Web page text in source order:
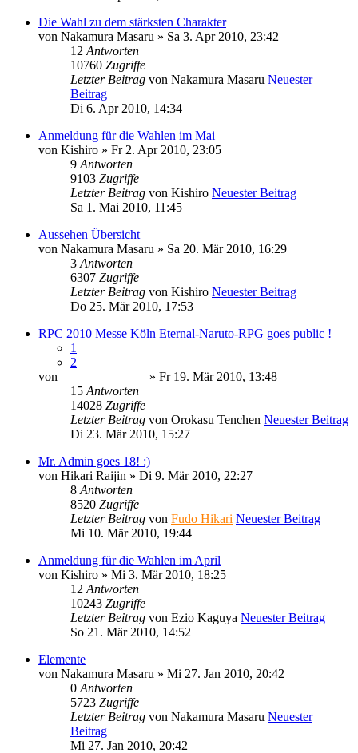
Die Wahl zu dem stärksten Charakter
von Nakamura Masaru » Sa 3. Apr 2010, 23:42
12 Antworten
10760 Zugriffe
Letzter Beitrag von Nakamura Masaru Neuester
Beitrag
Di 6. Apr 2010, 14:34
Anmeldung für die Wahlen im Mai
von Kishiro » Fr 2. Apr 2010, 23:05
9 Antworten
9103 Zugriffe
Letzter Beitrag von Kishiro Neuester Beitrag
Sa 1. Mai 2010, 11:45
Aussehen Übersicht
von Nakamura Masaru » Sa 20. Mär 2010, 16:29
3 Antworten
6307 Zugriffe
Letzter Beitrag von Kishiro Neuester Beitrag
Do 25. Mär 2010, 17:53
RPC 2010 Messe Köln Eternal-Naruto-RPG goes public !
1
2
von
» Fr 19. Mär 2010, 13:48
15 Antworten
14028 Zugriffe
Letzter Beitrag von Orokasu Tenchen Neuester Beitrag
Di 23. Mär 2010, 15:27
Mr. Admin goes 18! :)
von Hikari Raijin » Di 9. Mär 2010, 22:27
8 Antworten
8520 Zugriffe
Letzter Beitrag von Fudo Hikari Neuester Beitrag
Mi 10. Mär 2010, 19:44
Anmeldung für die Wahlen im April
von Kishiro » Mi 3. Mär 2010, 18:25
12 Antworten
10243 Zugriffe
Letzter Beitrag von Ezio Kaguya Neuester Beitrag
So 21. Mär 2010, 14:52
Elemente
von Nakamura Masaru » Mi 27. Jan 2010, 20:42
0 Antworten
5723 Zugriffe
Letzter Beitrag von Nakamura Masaru Neuester
Beitrag
Mi 27. Jan 2010, 20:42